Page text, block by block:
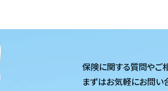
保険に関する質問やご
まずはお気軽にお問い